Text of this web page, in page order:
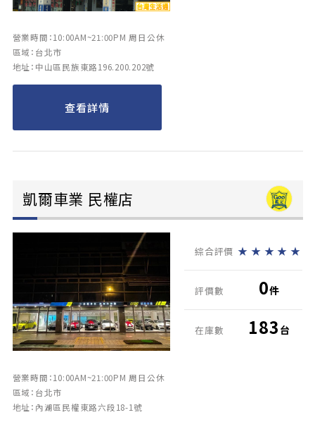
營業時間：10:00AM~21:00PM 周日公休
區域：台北市
地址：中山區民族東路196.200.202號
查看詳情
凱爾車業 民權店
營業時間：10:00AM~21:00PM 周日公休
區域：台北市
地址：內湖區民權東路六段18-1號
綜合評價 ★ ★ ★ ★ ★
評價數 0件
在庫數 183 台